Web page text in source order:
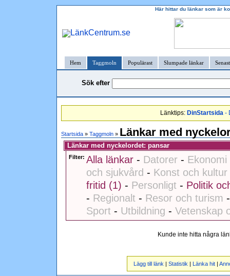
Här hittar du länkar som är
Hem Taggmoln Populärast Slumpade länkar
Sök efter
Länktips: DinStartsida -
Startsida » Taggmoln » Länkar med
Länkar med nyckelordet: pansar
Filter: Alla länkar - Datorer -
och sjukvård - Konst och kultur
fritid (1) - Personligt - Politik
- Regionalt - Resor och turism
Sport - Utbildning - Vetenskap
Kunde inte hitta några
Lägg till länk | Statistik | Länka hit|